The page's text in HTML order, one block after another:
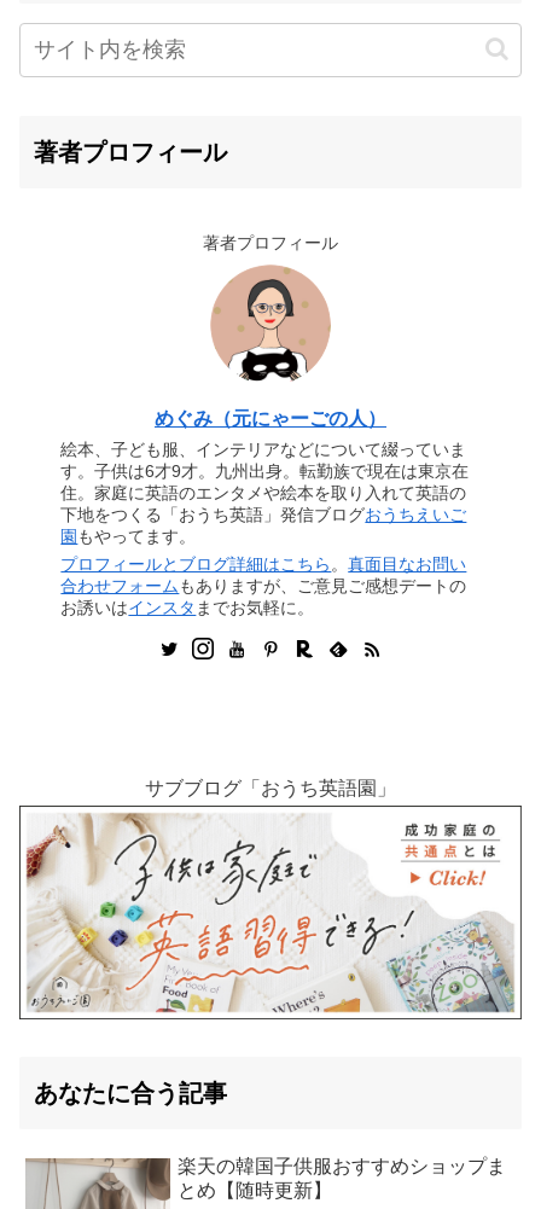
著者プロフィール
著者プロフィール
めぐみ（元にゃーごの人）
絵本、子ども服、インテリアなどについて綴っていま
す。子供は6才9才。九州出身。転勤族で現在は東京在
住。家庭に英語のエンタメや絵本を取り入れて英語の
下地をつくる「おうち英語」発信ブログおうちえいご
園 もやってます。
プロフィールとブログ詳細はこちら 。真面目なお問い
合わせフォームもありますが、ご意見ご感想デートの
お誘いはインスタ までお気軽に。
サブブログ「おうち英語園」
あなたに合う記事
楽天の韓国子供服おすすめショップま
とめ【随時更新】